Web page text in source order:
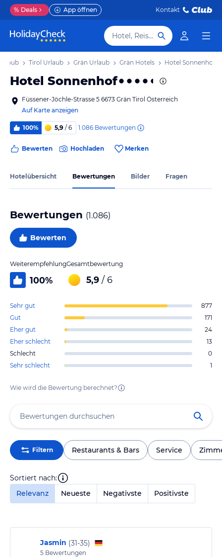
% Deals App öffnen Kontakt
Hotel, Reiseziel
Tirol Urlaub Grän Urlaub Grän Hotels Hotel Sonnenhof
Hotel Sonnenhof
Füssener-Jöchle-Strasse 5 6673 Grän Tirol Österreich
Auf Karte anzeigen
100% 5,9 / 6 1.086 Bewertungen
Bewerten Hochladen Merken
Hotelübersicht Bewertungen Bilder Fragen
Bewertungen (1.086)
Bewerten
Weiterempfehlung
100%
Gesamtbewertung
5,9 / 6
Sehr gut
877
Gut
171
Eher gut
24
Eher schlecht
13
Schlecht
0
Sehr schlecht
1
Wie wird die Bewertung berechnet?
Filtern Restaurants & Bars Service
Sortiert nach:
Relevanz
Neueste Negativste Positivste
Jasmin (31-35)
5 Bewertungen